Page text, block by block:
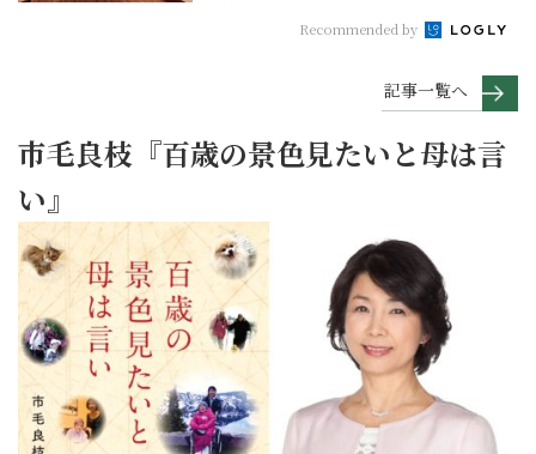
Recommended by
記事一覧へ
市毛良枝『百歳の景色見たいと母は言
い』